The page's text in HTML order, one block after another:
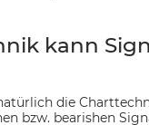
kann
die
bzw. bearishen